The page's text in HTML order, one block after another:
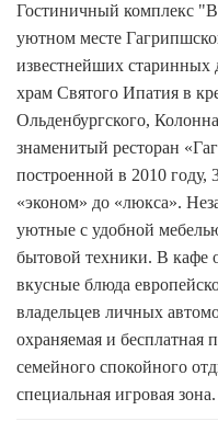
Гостиничный комплекс
уютном месте
известнейших старинных
храм Святого Ипатия в
Ольденбургского,
знаменитый ресторан
построенной в 2010 году,
«эконом» до «люкса».
уютные с удобной
бытовой техники. В кафе
вкусные блюда
владельцев личных
охраняемая и бесплатная
семейного спокойного
специальная игровая зона.